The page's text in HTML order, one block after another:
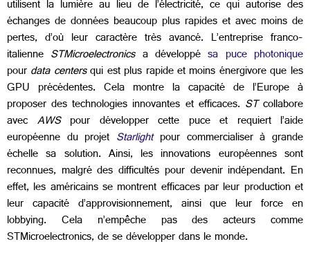
utilisent la lumière au lieu de l’électricité, ce qui autorise des
échanges de données beaucoup plus rapides et avec moins de
pertes, d’où leur caractère très avancé. L’entreprise franco-
italienne STMicroelectronicsa développésa puce photonique
pourdata centersqui est plus rapide et moins énergivore que les
GPU précédentes. Cela montre la capacité de l’Europe à
proposer des technologies innovantes et efficaces. STcollabore
avec AWSpour développer cette puce et requiert l’aide
européenne du projet Starlightpour commercialiser à grande
échelle sa solution. Ainsi, les innovations européennes sont
reconnues, malgré des difficultés pour devenir indépendant. En
effet, les américains se montrent efficaces par leur production et
leur capacité d’approvisionnement, ainsi que leur force en
lobbying. Cela n’empêche pas des acteurs comme
STMicroelectronics, de se développer dans le monde.